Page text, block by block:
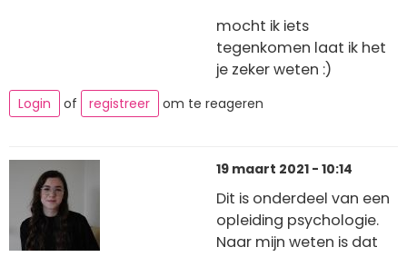
mocht ik iets
tegenkomen laat ik het
je zeker weten :)
Login of registreer om te reageren
19 maart 2021 - 10:14
Dit is onderdeel van een
opleiding psychologie.
Naar mijn weten is dat